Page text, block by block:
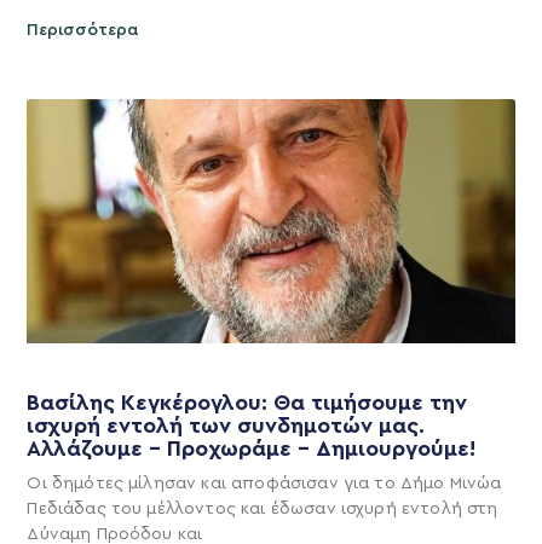
Περισσότερα
Βασίλης Κεγκέρογλου: Θα τιμήσουμε την
ισχυρή εντολή των συνδημοτών μας.
Αλλάζουμε – Προχωράμε – Δημιουργούμε!
Οι δημότες μίλησαν και αποφάσισαν για το Δήμο Μινώα
Πεδιάδας του μέλλοντος και έδωσαν ισχυρή εντολή στη
Δύναμη Προόδου και